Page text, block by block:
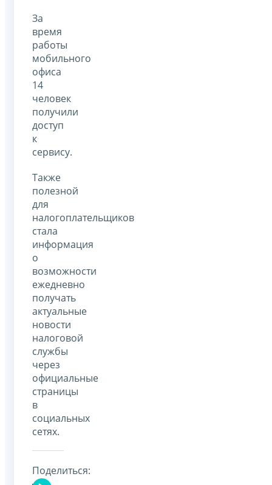
За
время
работы
мобильного
офиса
14
человек
получили
доступ
к
сервису.
Также
полезной
для
налогоплательщиков
стала
информация
о
возможности
ежедневно
получать
актуальные
новости
налоговой
службы
через
официальные
страницы
в
социальных
сетях.
Поделиться: